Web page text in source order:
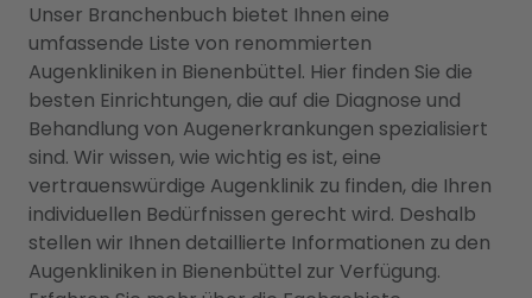
Unser Branchenbuch bietet Ihnen eine
umfassende Liste von renommierten
Augenkliniken in Bienenbüttel. Hier finden Sie die
besten Einrichtungen, die auf die Diagnose und
Behandlung von Augenerkrankungen spezialisiert
sind. Wir wissen, wie wichtig es ist, eine
vertrauenswürdige Augenklinik zu finden, die Ihren
individuellen Bedürfnissen gerecht wird. Deshalb
stellen wir Ihnen detaillierte Informationen zu den
Augenkliniken in Bienenbüttel zur Verfügung.